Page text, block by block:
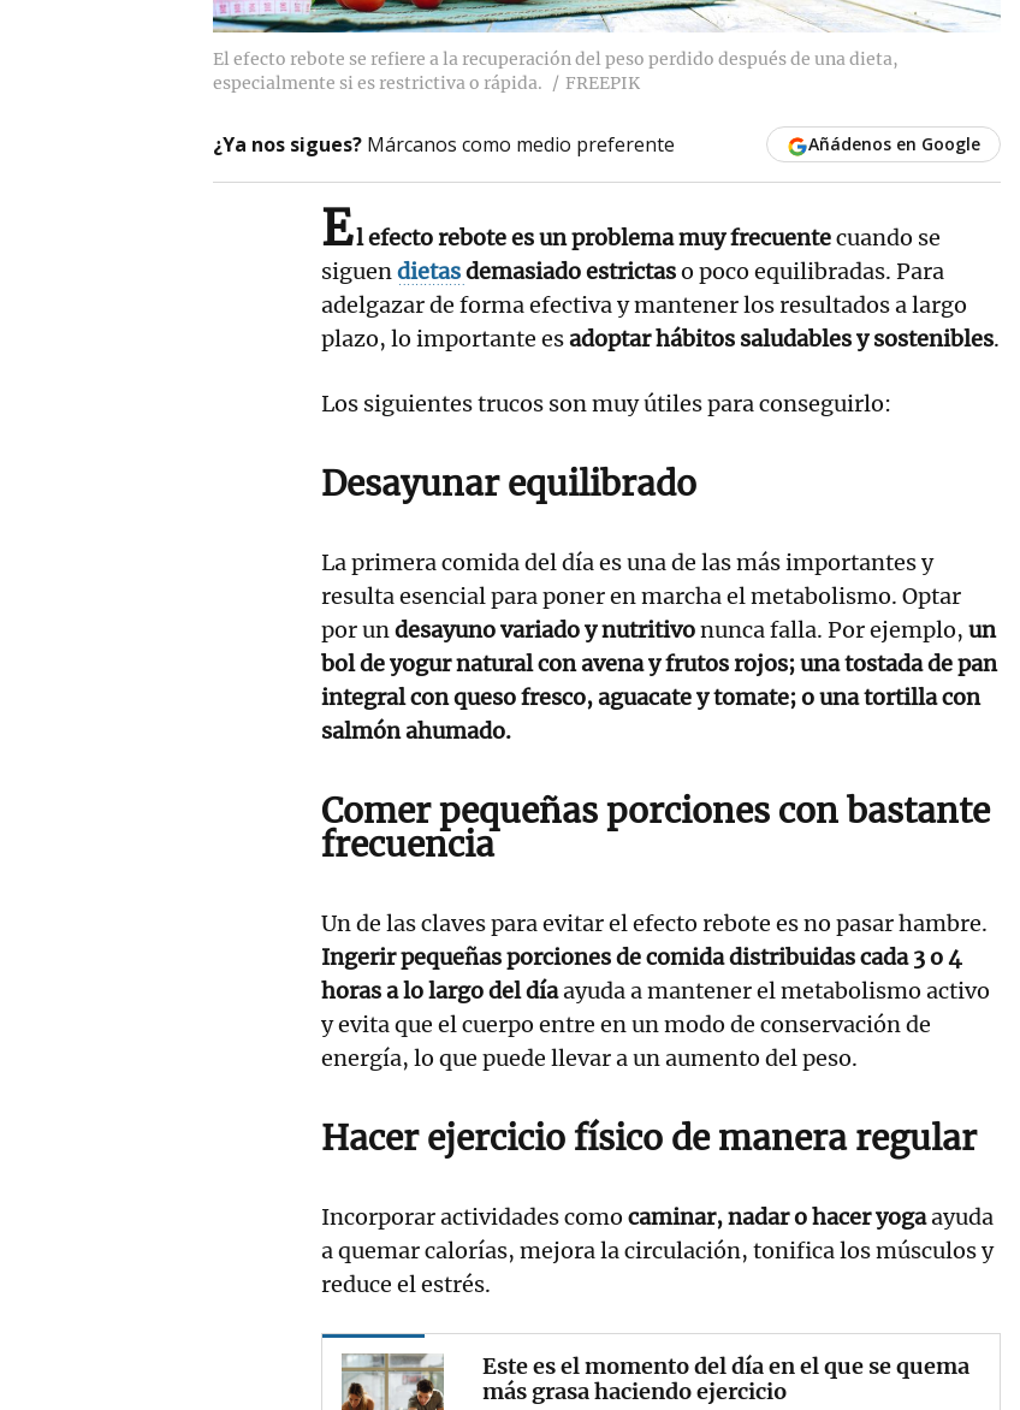
El efecto rebote se refiere a la recuperación del peso perdido después de una dieta,
especialmente si es restrictiva o rápida.
FREEPIK
¿Ya nos sigues? Márcanos como medio preferente Añádenos en Google
El efecto rebote es un problema muy frecuentecuando se
siguendietasdemasiado estrictaso poco equilibradas. Para
adelgazar de forma efectiva y mantener los resultados a largo
plazo, lo importante esadoptar hábitos saludables y sostenibles.
Los siguientes trucos son muy útiles para conseguirlo:
Desayunar equilibrado
La primera comida del día es una de las más importantes y
resulta esencial para poner en marcha el metabolismo. Optar
por undesayuno variado y nutritivonunca falla. Por ejemplo, un
bol de yogur natural con avena y frutos rojos; una tostada de pan
integral con queso fresco, aguacate y tomate; o una tortilla con
salmón ahumado.
Comer pequeñas porciones con bastante
frecuencia
Un de las claves para evitar el efecto rebote es no pasar hambre.
Ingerir pequeñas porciones de comida distribuidas cada 3 o 4
horas a lo largo del díaayuda a mantener el metabolismo activo
y evita que el cuerpo entre en un modo de conservación de
energía, lo que puede llevar a un aumento del peso.
Hacer ejercicio físico de manera regular
Incorporar actividades como caminar, nadar o hacer yogaayuda
a quemar calorías, mejora la circulación, tonifica los músculos y
reduce el estrés.
Este es el momento del día en el que se quema
más grasa haciendo ejercicio